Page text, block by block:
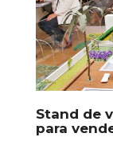
Stand de
para